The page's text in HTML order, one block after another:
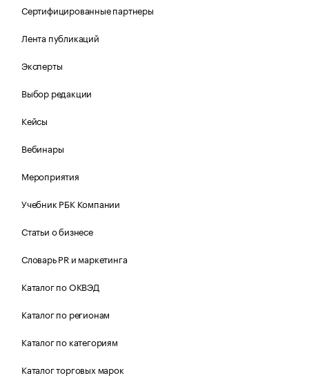
Сертифицированные партнеры
Лента публикаций
Эксперты
Выбор редакции
Кейсы
Вебинары
Мероприятия
Учебник РБК Компании
Статьи о бизнесе
Словарь PR и маркетинга
Каталог по ОКВЭД
Каталог по регионам
Каталог по категориям
Каталог торговых марок